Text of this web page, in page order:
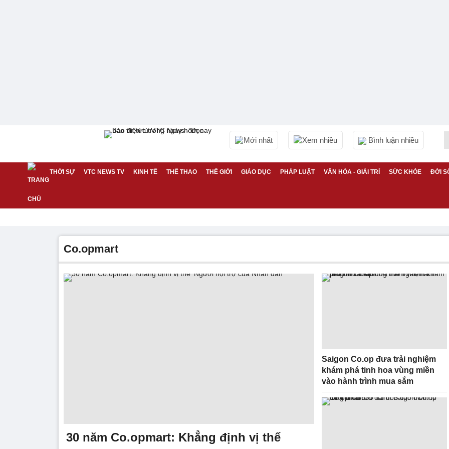
Mới nhất Xem nhiều Bình luận nhiều
THỜI SỰ VTC NEWS TV KINH TẾ THỂ THAO THẾ GIỚI GIÁO DỤC PHÁP LUẬT VĂN HÓA - GIẢI TRÍ SỨC KHỎE ĐỜI
Co.opmart
30 năm Co.opmart: Khẳng định vị thế
Saigon Co.op đưa trải nghiệm
khám phá tinh hoa vùng miền
vào hành trình mua sắm